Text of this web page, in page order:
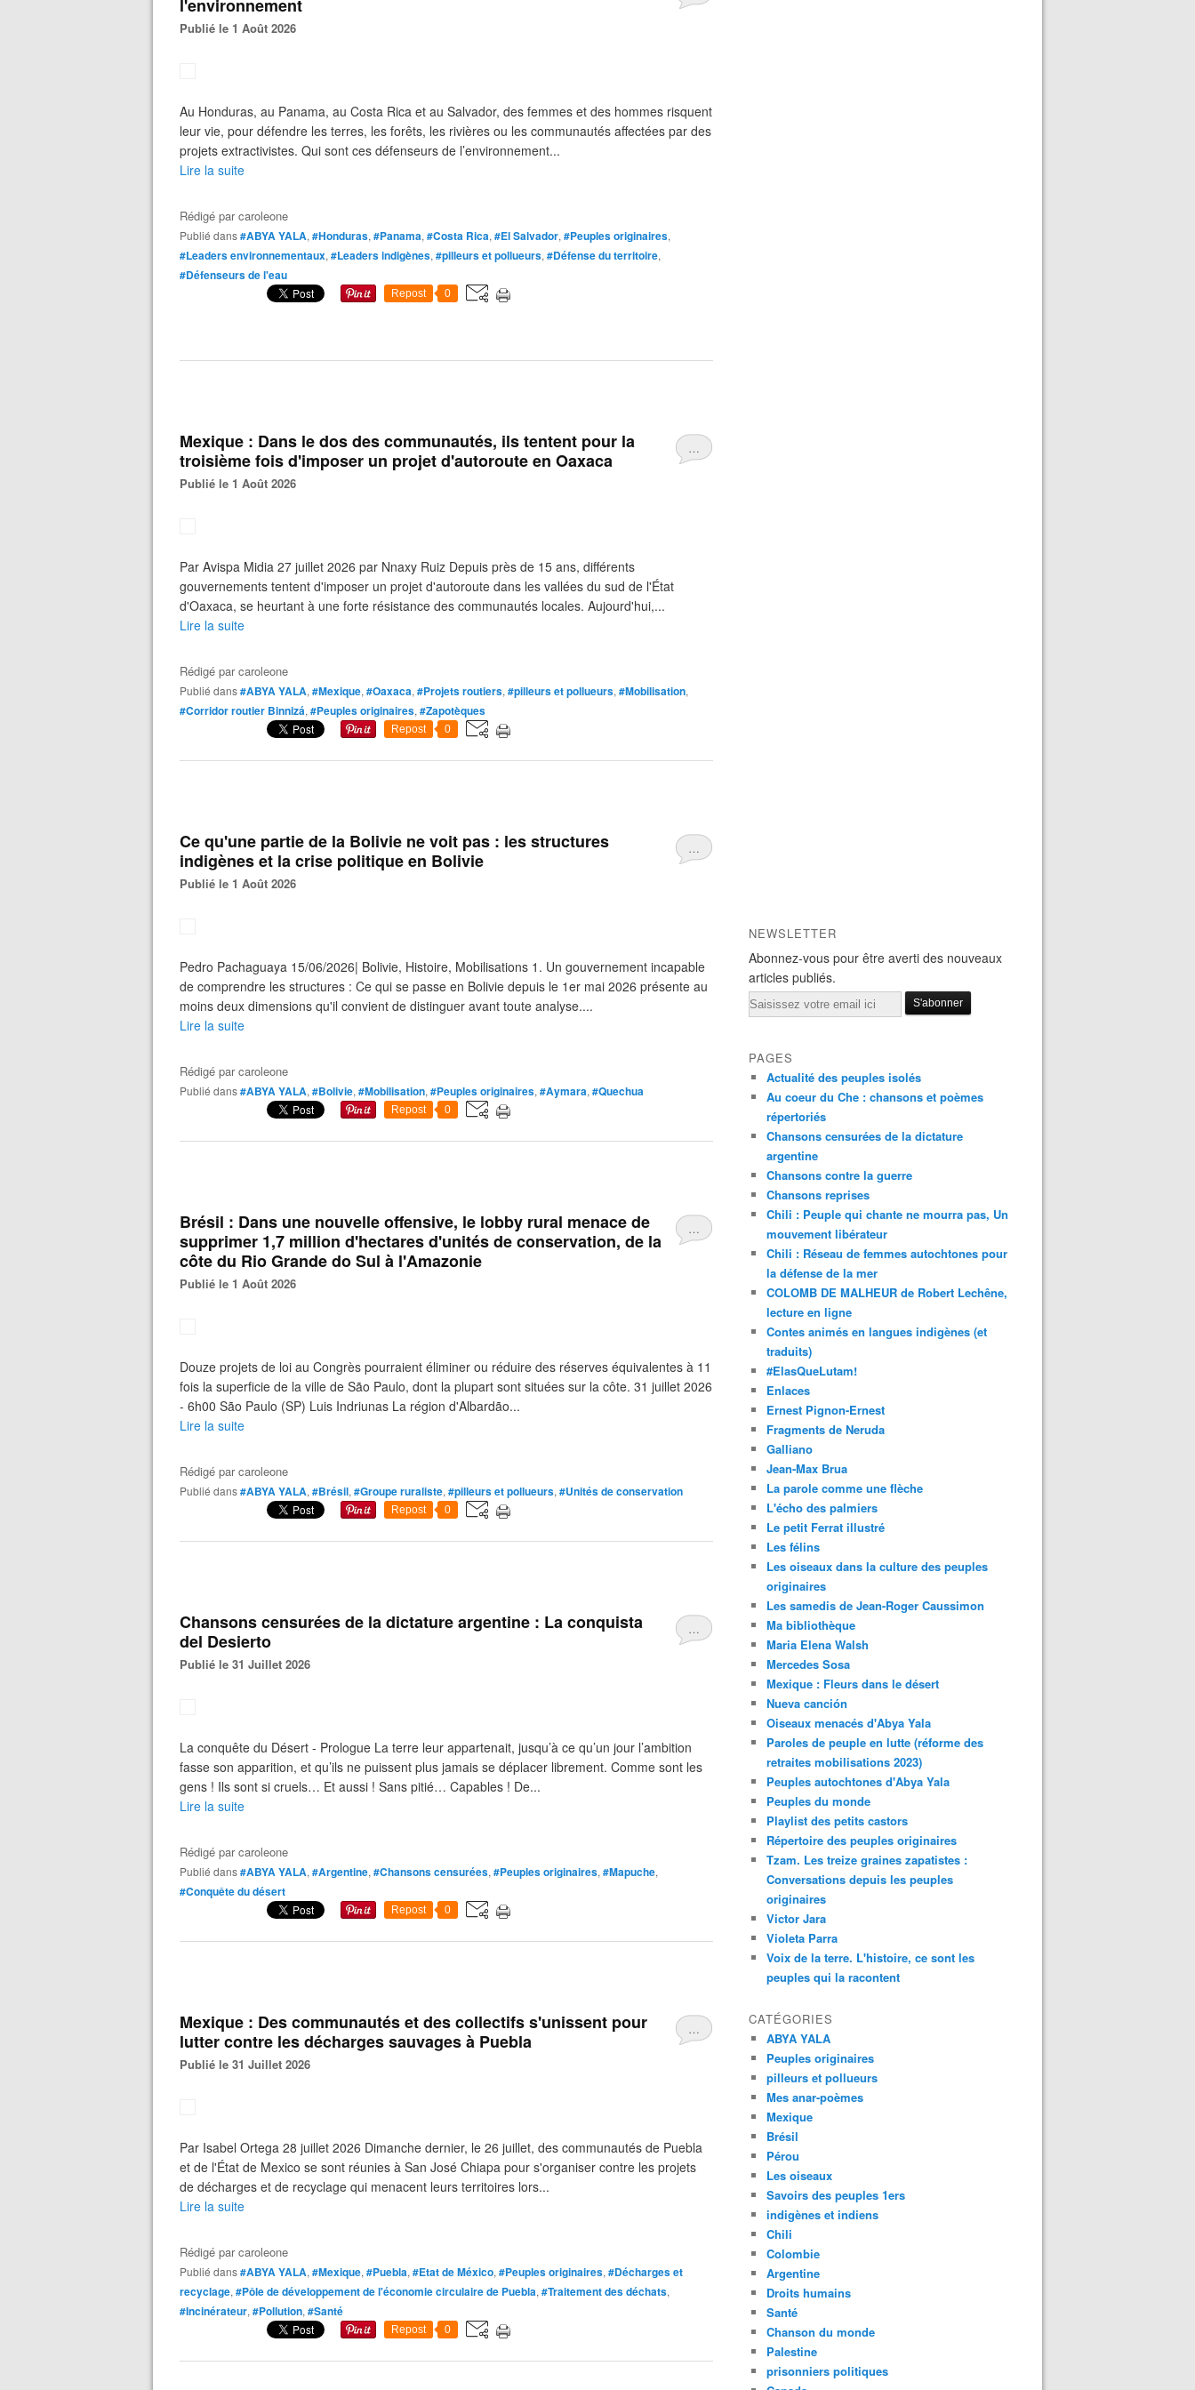
l'environnement
Publié le 1 Août 2026
Au Honduras, au Panama, au Costa Rica et au Salvador, des femmes et des hommes risquent
leur vie, pour défendre les terres, les forêts, les rivières ou les communautés affectées par des
projets extractivistes. Qui sont ces défenseurs de l’environnement...
Lire la suite
Rédigé parcaroleone
Publié dans#ABYA YALA, #Honduras, #Panama, #Costa Rica, #El Salvador, #Peuples originaires,
#Leaders environnementaux, #Leaders indigènes, #pilleurs et pollueurs, #Défense du territoire,
#Défenseurs de l'eau
Repost 0
…
Mexique : Dans le dos des communautés, ils tentent pour la
troisième fois d'imposer un projet d'autoroute en Oaxaca
Publié le 1 Août 2026
Par Avispa Midia 27 juillet 2026 par Nnaxy Ruiz Depuis près de 15 ans, différents
gouvernements tentent d'imposer un projet d'autoroute dans les vallées du sud de l'État
d'Oaxaca, se heurtant à une forte résistance des communautés locales. Aujourd'hui,...
Lire la suite
Rédigé parcaroleone
Publié dans#ABYA YALA, #Mexique, #Oaxaca, #Projets routiers, #pilleurs et pollueurs, #Mobilisation,
#Corridor routier Binnizá, #Peuples originaires, #Zapotèques
Repost 0
…
Ce qu'une partie de la Bolivie ne voit pas : les structures
indigènes et la crise politique en Bolivie
Publié le 1 Août 2026
Pedro Pachaguaya 15/06/2026| Bolivie, Histoire, Mobilisations 1. Un gouvernement incapable
de comprendre les structures : Ce qui se passe en Bolivie depuis le 1er mai 2026 présente au
moins deux dimensions qu'il convient de distinguer avant toute analyse....
Lire la suite
Rédigé parcaroleone
Publié dans#ABYA YALA, #Bolivie, #Mobilisation, #Peuples originaires, #Aymara, #Quechua
Repost 0
…
Brésil : Dans une nouvelle offensive, le lobby rural menace de
supprimer 1,7 million d'hectares d'unités de conservation, de la
côte du Rio Grande do Sul à l'Amazonie
Publié le 1 Août 2026
Douze projets de loi au Congrès pourraient éliminer ou réduire des réserves équivalentes à 11
fois la superficie de la ville de São Paulo, dont la plupart sont situées sur la côte. 31 juillet 2026
- 6h00 São Paulo (SP) Luis Indriunas La région d'Albardão...
Lire la suite
Rédigé parcaroleone
Publié dans#ABYA YALA, #Brésil, #Groupe ruraliste, #pilleurs et pollueurs, #Unités de conservation
Repost 0
…
Chansons censurées de la dictature argentine : La conquista
del Desierto
Publié le 31 Juillet 2026
La conquête du Désert - Prologue La terre leur appartenait, jusqu’à ce qu’un jour l’ambition
fasse son apparition, et qu’ils ne puissent plus jamais se déplacer librement. Comme sont les
gens ! Ils sont si cruels… Et aussi ! Sans pitié… Capables ! De...
Lire la suite
Rédigé parcaroleone
Publié dans#ABYA YALA, #Argentine, #Chansons censurées, #Peuples originaires, #Mapuche,
#Conquête du désert
Repost 0
…
Mexique : Des communautés et des collectifs s'unissent pour
lutter contre les décharges sauvages à Puebla
Publié le 31 Juillet 2026
Par Isabel Ortega 28 juillet 2026 Dimanche dernier, le 26 juillet, des communautés de Puebla
et de l'État de Mexico se sont réunies à San José Chiapa pour s'organiser contre les projets
de décharges et de recyclage qui menacent leurs territoires lors...
Lire la suite
Rédigé parcaroleone
Publié dans#ABYA YALA, #Mexique, #Puebla, #Etat de México, #Peuples originaires, #Décharges et
recyclage, #Pôle de développement de l'économie circulaire de Puebla, #Traitement des déchats,
#Incinérateur, #Pollution, #Santé
Repost 0
NEWSLETTER
Abonnez-vous pour être averti des nouveaux
articles publiés.
Email
PAGES
Actualité des peuples isolés
Au coeur du Che : chansons et poèmes
répertoriés
Chansons censurées de la dictature
argentine
Chansons contre la guerre
Chansons reprises
Chili : Peuple qui chante ne mourra pas, Un
mouvement libérateur
Chili : Réseau de femmes autochtones pour
la défense de la mer
COLOMB DE MALHEUR de Robert Lechêne,
lecture en ligne
Contes animés en langues indigènes (et
traduits)
#ElasQueLutam!
Enlaces
Ernest Pignon-Ernest
Fragments de Neruda
Galliano
Jean-Max Brua
La parole comme une flèche
L'écho des palmiers
Le petit Ferrat illustré
Les félins
Les oiseaux dans la culture des peuples
originaires
Les samedis de Jean-Roger Caussimon
Ma bibliothèque
Maria Elena Walsh
Mercedes Sosa
Mexique : Fleurs dans le désert
Nueva canción
Oiseaux menacés d'Abya Yala
Paroles de peuple en lutte (réforme des
retraites mobilisations 2023)
Peuples autochtones d'Abya Yala
Peuples du monde
Playlist des petits castors
Répertoire des peuples originaires
Tzam. Les treize graines zapatistes :
Conversations depuis les peuples
originaires
Victor Jara
Violeta Parra
Voix de la terre. L'histoire, ce sont les
peuples qui la racontent
CATÉGORIES
ABYA YALA
Peuples originaires
pilleurs et pollueurs
Mes anar-poèmes
Mexique
Brésil
Pérou
Les oiseaux
Savoirs des peuples 1ers
indigènes et indiens
Chili
Colombie
Argentine
Droits humains
Santé
Chanson du monde
Palestine
prisonniers politiques